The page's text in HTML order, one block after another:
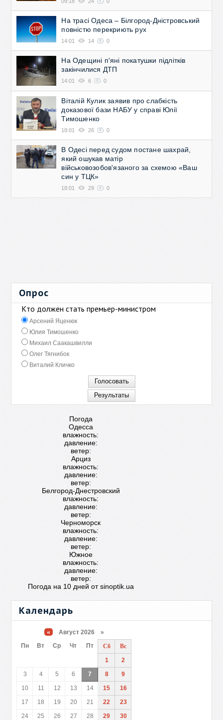
На трасі Одеса – Білгород-Дністровський
повністю перекриють рух
14:01 14 0
На Одещині п'яні покатушки підлітків
закінчилися ДТП
14:01 6 0
Віталій Кулик заявив про слабкість
доказової бази НАБУ у справі Юлії
Тимошенко
18:01 26 0
В Одесі перед судом постане шахрай,
який ошукав матір
військовозобов'язаного за схемою «Ваш
син у ТЦК»
18:01 29 0
Опрос
Кто должен стать премьер-министром
Арсений Яценюк
Юлия Тимошенко
Михаил Саакашвилли
Олег Тягнибок
Виталий Кличко
Погода
Одесса
влажность:
давление:
ветер:
Арциз
влажность:
давление:
ветер:
Белгород-Днестровский
влажность:
давление:
ветер:
Черноморск
влажность:
давление:
ветер:
Южное
влажность:
давление:
ветер:
Погода на 10 дней отsinoptik.ua
Календарь
« Август 2026 »
Пн
Вт Ср Чт Пт Сб
Вс
1
2
3
4 5 6 7 8
9
10
11 12 13 14 15
16
17
18 19 20 21 22
23
24
25 26 27 28 29
30